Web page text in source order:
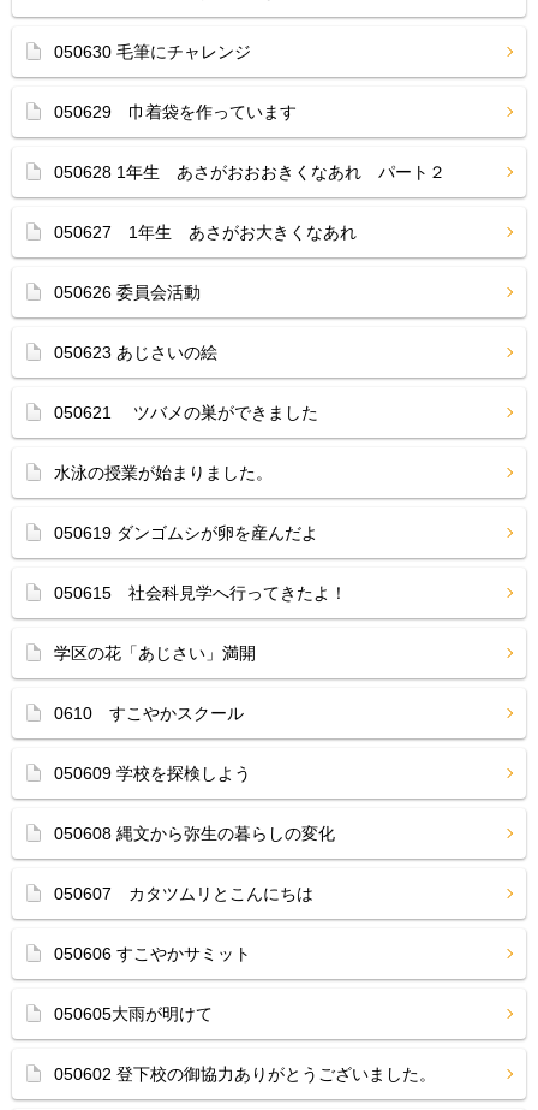
050630 毛筆にチャレンジ
050629 巾着袋を作っています
050628 1年生 あさがおおおきくなあれ パート２
050627 1年生 あさがお大きくなあれ
050626 委員会活動
050623 あじさいの絵
050621 ツバメの巣ができました
水泳の授業が始まりました。
050619 ダンゴムシが卵を産んだよ
050615 社会科見学へ行ってきたよ！
学区の花「あじさい」満開
0610 すこやかスクール
050609 学校を探検しよう
050608 縄文から弥生の暮らしの変化
050607 カタツムリとこんにちは
050606 すこやかサミット
050605大雨が明けて
050602 登下校の御協力ありがとうございました。